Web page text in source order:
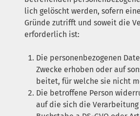
lich gelöscht wer­den, sofern
Grün­de zutrifft und soweit die
erfor­der­lich ist:
Die per­so­nen­be­zo­ge­nen
Zwe­cke erho­ben oder auf
bei­tet, für wel­che sie nicht
Die betrof­fe­ne Per­son
auf die sich die Ver­ar­bei­tung